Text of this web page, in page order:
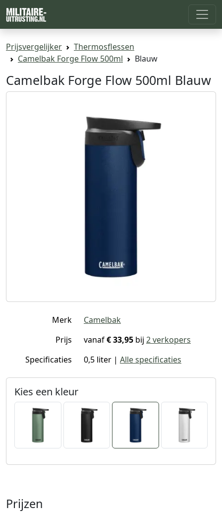
Prijsvergelijker
Thermosflessen
Camelbak Forge Flow 500ml
Blauw
Camelbak Forge Flow 500ml Blauw
Merk
Camelbak
Prijs
vanaf€ 33,95 bij 2 verkopers
Specificaties
0,5 liter | Alle specificaties
Kies een kleur
Prijzen